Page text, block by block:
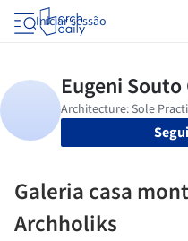
Iniciar sessão
Galeria casa
Archholiks